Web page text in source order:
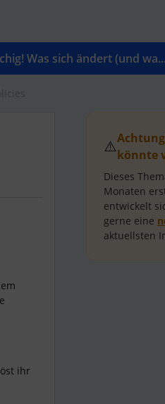
Was sich ändert (und wa...
ihr
⚠️könnte
Dieses
Monaten
entwickelt
gerne eine
aktuellsten